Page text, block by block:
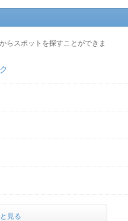
らスポットを探すことができま
見る